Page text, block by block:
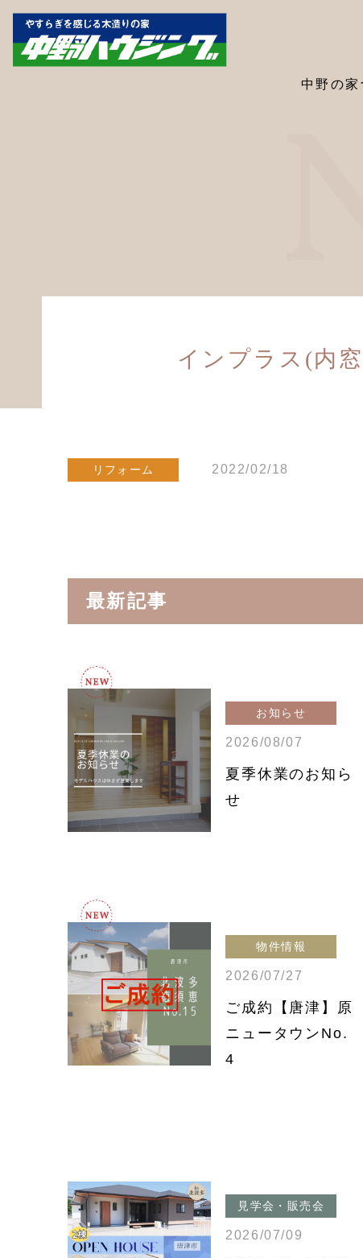
中野の家
インプラス(内
リフォーム 2022/02/18
最新記事
お知らせ
2026/08/07
夏季休業のお知ら
せ
物件情報
2026/07/27
ご成約【唐津】原
ニュータウンNo.
4
見学会・販売会
2026/07/09